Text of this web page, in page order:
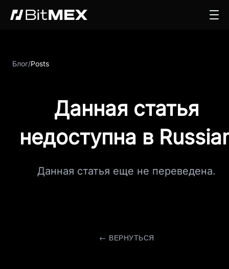
Блог/Posts
Данная статья
недоступна в
Данная статья еще не переведена.
← ВЕРНУТЬСЯ